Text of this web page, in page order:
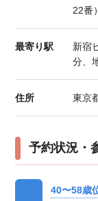
22番）
最寄り駅
新宿
分、
住所 東京
予約状況・
40〜58歳